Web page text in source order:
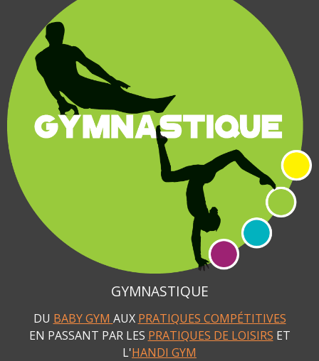
GYMNASTIQUE
DU BABY GYM AUX PRATIQUES COMPÉTITIVES
EN PASSANT PAR LES PRATIQUES DE LOISIRS ET
L'HANDI GYM